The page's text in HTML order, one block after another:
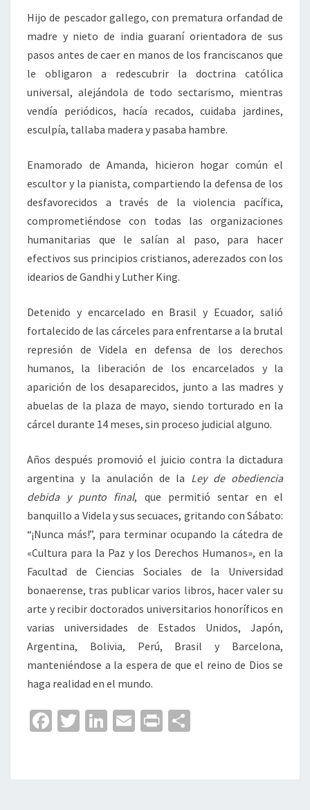
Hijo de pescador gallego, con prematura orfandad de
madre y nieto de india guaraní orientadora de sus
pasos antes de caer en manos de los franciscanos que
le obligaron a redescubrir la doctrina católica
universal, alejándola de todo sectarismo, mientras
vendía periódicos, hacía recados, cuidaba jardines,
esculpía, tallaba madera y pasaba hambre.
Enamorado de Amanda, hicieron hogar común el
escultor y la pianista, compartiendo la defensa de los
desfavorecidos a través de la violencia pacífica,
comprometiéndose con todas las organizaciones
humanitarias que le salían al paso, para hacer
efectivos sus principios cristianos, aderezados con los
idearios de Gandhi y Luther King.
Detenido y encarcelado en Brasil y Ecuador, salió
fortalecido de las cárceles para enfrentarse a la brutal
represión de Videla en defensa de los derechos
humanos, la liberación de los encarcelados y la
aparición de los desaparecidos, junto a las madres y
abuelas de la plaza de mayo, siendo torturado en la
cárcel durante 14 meses, sin proceso judicial alguno.
Años después promovió el juicio contra la dictadura
argentina y la anulación de la Ley de obediencia
debida y punto final, que permitió sentar en el
banquillo a Videla y sus secuaces, gritando con Sábato:
“¡Nunca más!”, para terminar ocupando la cátedra de
«Cultura para la Paz y los Derechos Humanos», en la
Facultad de Ciencias Sociales de la Universidad
bonaerense, tras publicar varios libros, hacer valer su
arte y recibir doctorados universitarios honoríficos en
varias universidades de Estados Unidos, Japón,
Argentina, Bolivia, Perú, Brasil y Barcelona,
manteniéndose a la espera de que el reino de Dios se
haga realidad en el mundo.
Fa
o
T
er
Li
dI
E
l
Pr
p